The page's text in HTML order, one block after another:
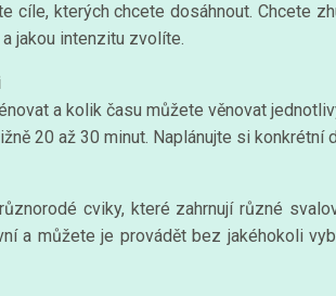
cíle, kterých chcete dosáhnout. Chcete
jakou intenzitu zvolíte.
a kolik času můžete věnovat
20 až 30 minut. Naplánujte si konkrétní
cviky, které zahrnují různé
a můžete je provádět bez jakéhokoli